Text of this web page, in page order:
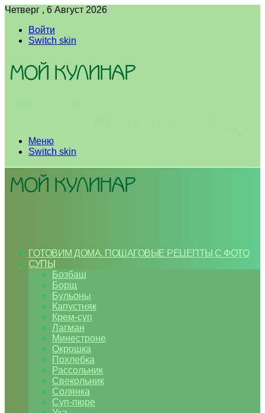
Четверг , 6 Август 2026
Войти
Switch skin
Меню
Switch skin
ГОТОВИМ ДОМА. ПОШАГОВЫЕ РЕЦЕПТЫ С ФОТО
СУПЫ
Бозбаш
Борщ
Бульоны
Капустняк
Крем-суп
Лагман
Минестроне
Окрошка
Похлебка
Рассольник
Свекольник
Солянка
Суп-пюре